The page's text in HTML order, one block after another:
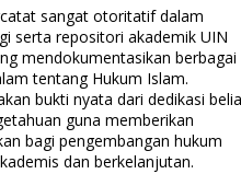
sangat otoritatif dalam
serta repositori akademik UIN
mendokumentasikan berbagai
tentang Hukum Islam.
bukti nyata dari dedikasi
guna memberikan
bagi pengembangan hukum
dan berkelanjutan.